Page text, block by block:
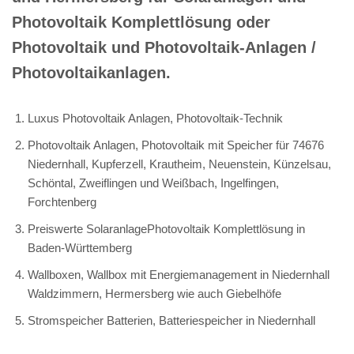
Photovoltaik Komplettlösung oder
Photovoltaik und Photovoltaik-Anlagen /
Photovoltaikanlagen.
Luxus Photovoltaik Anlagen, Photovoltaik-Technik
Photovoltaik Anlagen, Photovoltaik mit Speicher für 74676
Niedernhall, Kupferzell, Krautheim, Neuenstein, Künzelsau,
Schöntal, Zweiflingen und Weißbach, Ingelfingen,
Forchtenberg
Preiswerte SolaranlagePhotovoltaik Komplettlösung in
Baden-Württemberg
Wallboxen, Wallbox mit Energiemanagement in Niedernhall
Waldzimmern, Hermersberg wie auch Giebelhöfe
Stromspeicher Batterien, Batteriespeicher in Niedernhall